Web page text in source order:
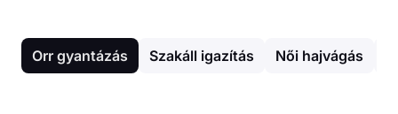
Orr gyantázás Szakáll igazítás Női hajvágás